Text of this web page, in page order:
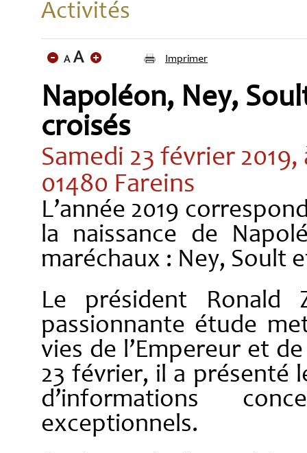
Activités
Imprimer
Napoléon, Ney,
croisés
Samedi 23 février
01480 Fareins
L’année 2019
la naissance de
maréchaux : Ney, Soult
Le président Ronald
passionnante étude
vies de l’Empereur et
23 février, il a présenté
d’informations
exceptionnels.